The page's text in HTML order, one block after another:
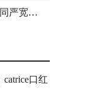
芝麻胡同严宽扮演者 芝麻胡同严宽的结局是怎样？
catrice口红